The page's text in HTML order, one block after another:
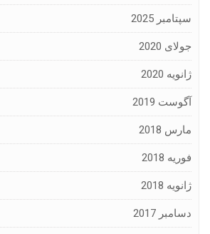
سپتامبر 2025
جولای 2020
ژانویه 2020
آگوست 2019
مارس 2018
فوریه 2018
ژانویه 2018
دسامبر 2017